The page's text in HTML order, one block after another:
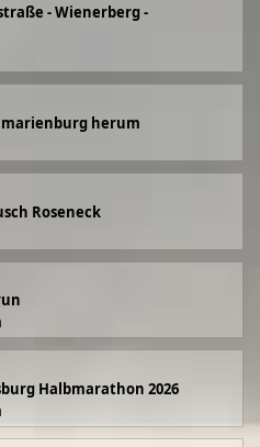
- Wienerberg -
herum
Roseneck
Halbmarathon 2026